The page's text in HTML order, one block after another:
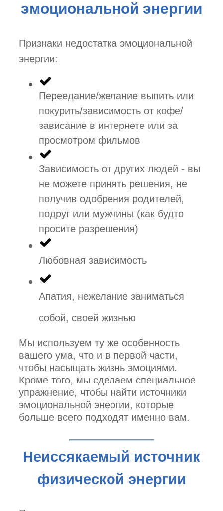
эмоциональной энергии
Признаки недостатка эмоциональной
энергии:
Переедание/желание выпить или
покурить/зависимость от кофе/
зависание в интернете или за
просмотром фильмов
Зависимость от других людей - вы
не можете принять решения, не
получив одобрения родителей,
подруг или мужчины (как будто
просите разрешения)
Любовная зависимость
Апатия, нежелание заниматься
собой, своей жизнью
Мы используем ту же особенность
вашего ума, что и в первой части,
чтобы насыщать жизнь эмоциями.
Кроме того, мы сделаем специальное
упражнение, чтобы найти источники
эмоциональной энергии, которые
больше всего подходят именно вам.
Неиссякаемый источник
физической энергии